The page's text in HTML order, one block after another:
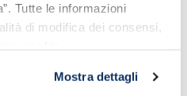
Tutte le informazioni
di modifica dei consensi,
Mostra dettagli
di interessedi Roma
Cestio,Il cimitero
molte altre